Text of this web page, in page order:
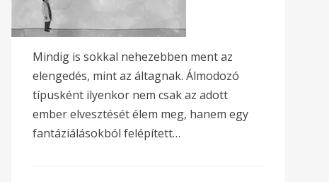
Mindig is sokkal nehezebben ment az
elengedés, mint az áltagnak. Álmodozó
típusként ilyenkor nem csak az adott
ember elvesztését élem meg, hanem egy
fantáziálásokból felépített…